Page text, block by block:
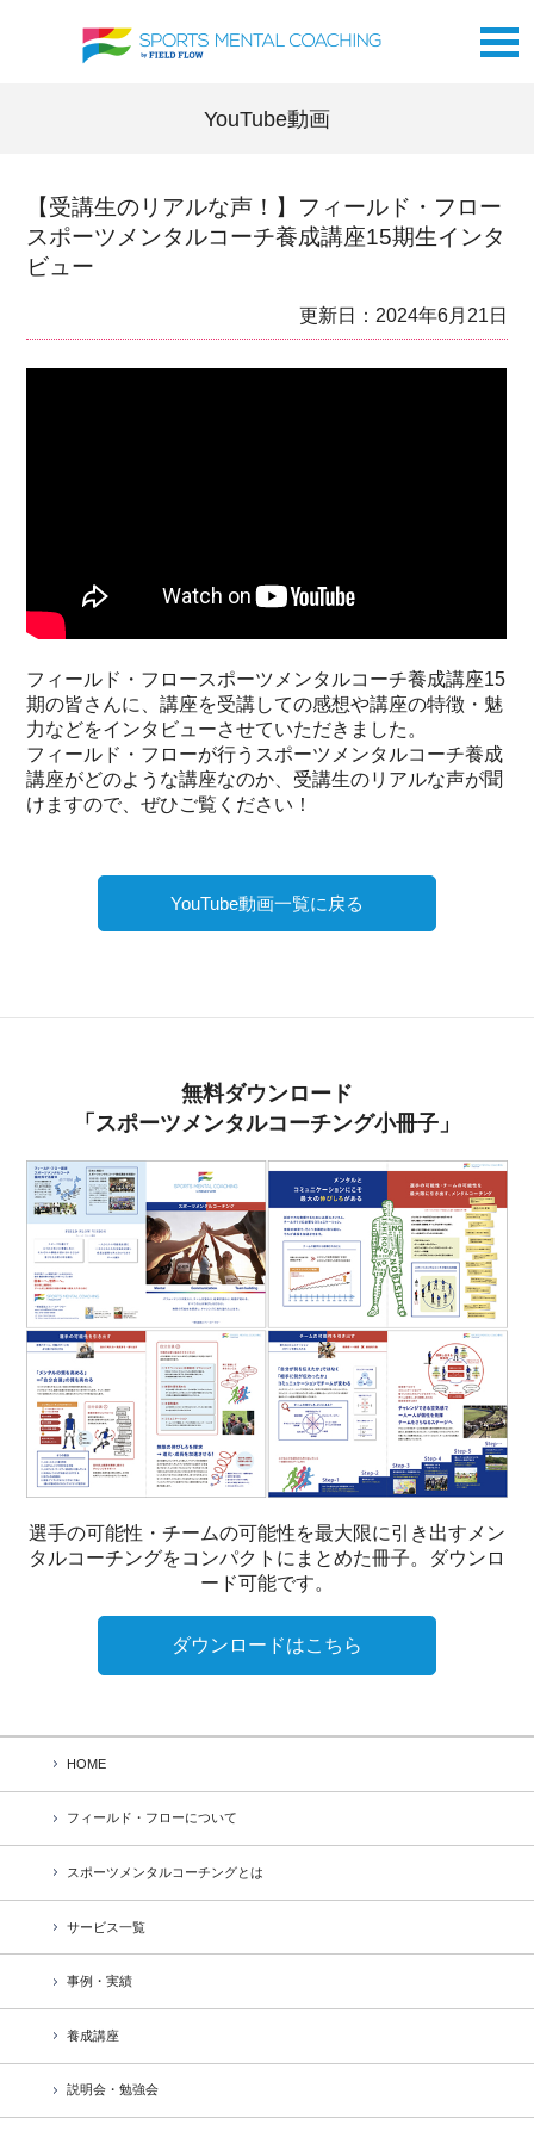
YouTube動画
【受講生のリアルな声！】フィールド・フロー
スポーツメンタルコーチ養成講座15期生インタ
ビュー
更新日：2024年6月21日
フィールド・フロースポーツメンタルコーチ養成講座15
期の皆さんに、講座を受講しての感想や講座の特徴・魅
力などをインタビューさせていただきました。
フィールド・フローが行うスポーツメンタルコーチ養成
講座がどのような講座なのか、受講生のリアルな声が聞
けますので、ぜひご覧ください！
YouTube動画一覧に戻る
無料ダウンロード
「スポーツメンタルコーチング小冊子」
選手の可能性・チームの可能性を最大限に引き出すメン
タルコーチングをコンパクトにまとめた冊子。ダウンロ
ード可能です。
ダウンロードはこちら
HOME
フィールド・フローについて
スポーツメンタルコーチングとは
サービス一覧
事例・実績
養成講座
説明会・勉強会